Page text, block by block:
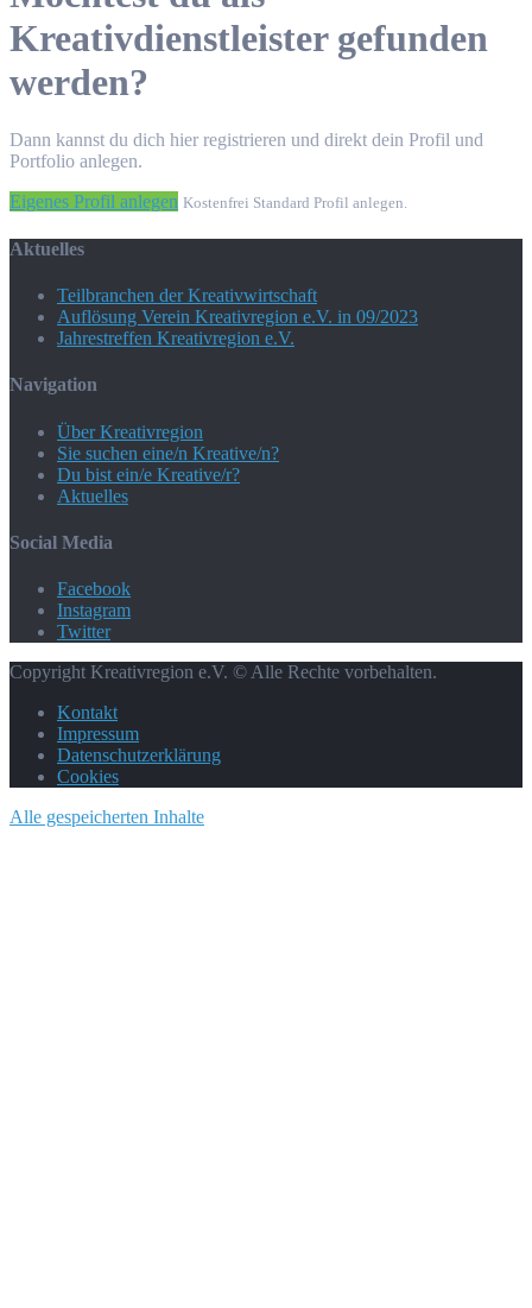
Kreativdienstleister gefunden
werden?
Dann kannst du dich hier registrieren und direkt dein Profil und
Portfolio anlegen.
Eigenes Profil anlegen Kostenfrei Standard Profil anlegen.
Aktuelles
Teilbranchen der Kreativwirtschaft
Auflösung Verein Kreativregion e.V. in 09/2023
Jahrestreffen Kreativregion e.V.
Navigation
Über Kreativregion
Sie suchen eine/n Kreative/n?
Du bist ein/e Kreative/r?
Aktuelles
Social Media
Facebook
Instagram
Twitter
Copyright Kreativregion e.V. © Alle Rechte vorbehalten.
Kontakt
Impressum
Datenschutzerklärung
Cookies
Alle gespeicherten Inhalte